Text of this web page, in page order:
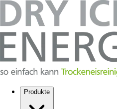
Produkte